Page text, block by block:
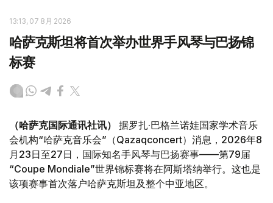
13:13, 07 8月 2026
哈萨克斯坦将首次举办世界手风琴与巴扬锦
标赛
（哈萨克国际通讯社讯）
据罗扎·巴格兰诺娃国家学术音乐
会机构“哈萨克音乐会”（Qazaqconcert）消息，2026年8
月23日至27日，国际知名手风琴与巴扬赛事——第79届
“Coupe Mondiale”世界锦标赛将在阿斯塔纳举行。这也是
该项赛事首次落户哈萨克斯坦及整个中亚地区。